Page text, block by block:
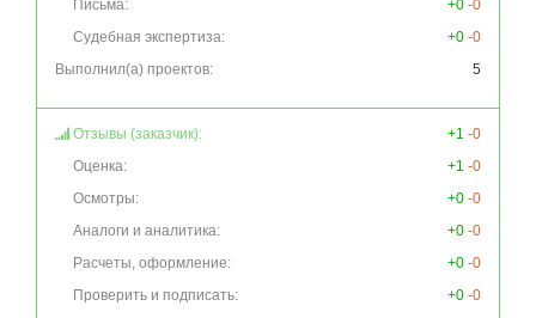
Письма:
+0 -0
Судебная экспертиза:
+0 -0
Выполнил(а) проектов:
5
Отзывы (заказчик): +1 -0
Оценка:
+1 -0
Осмотры:
+0 -0
Аналоги и аналитика:
+0 -0
Расчеты, оформление:
+0 -0
Проверить и подписать:
+0 -0